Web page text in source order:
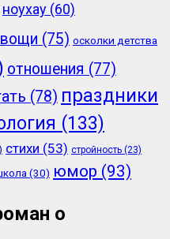
ноухау (60)
(75) осколки детства
отношения (77)
(78) праздники
(133)
стихи (53) стройность (23)
(30) юмор (93)
о